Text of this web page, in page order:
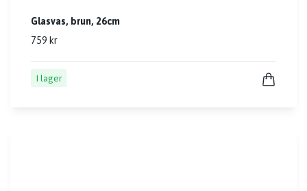
Glasvas, brun, 26cm
759 kr
I lager